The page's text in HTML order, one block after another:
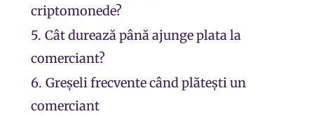
criptomonede?
5. Cât durează până ajunge plata la
comerciant?
6. Greșeli frecvente când plătești un
comerciant